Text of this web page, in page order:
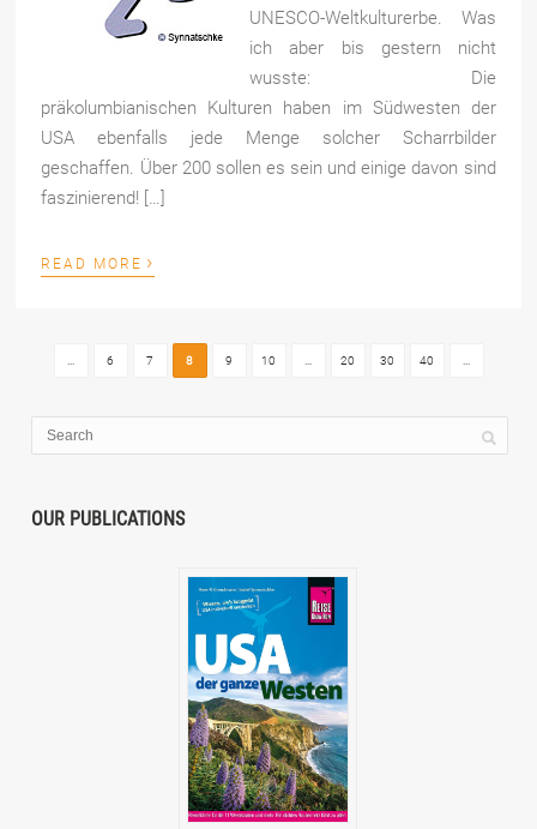
UNESCO-Weltkulturerbe. Was
ich aber bis gestern nicht
wusste: Die
präkolumbianischen Kulturen haben im Südwesten der
USA ebenfalls jede Menge solcher Scharrbilder
geschaffen. Über 200 sollen es sein und einige davon sind
faszinierend! […]
READ MORE ›
6 7 8 9 10 20 30 40
OUR PUBLICATIONS